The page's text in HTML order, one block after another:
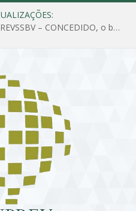
PORTARIA Nº 025/2026-GP/IPREVSSBV – CONCEDIDO, o benefício de PENSÃO a MARIA ESTELA DOS SANTOS SOUZA